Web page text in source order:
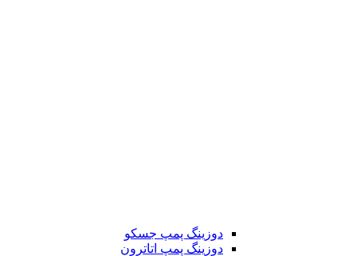
دوزینگ پمپ جسکو
دوزینگ پمپ اتاترون